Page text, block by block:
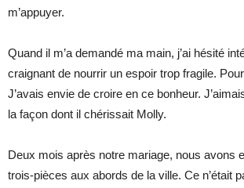
m’appuyer.
Quand il m’a demandé ma main, j’ai hésité
craignant de nourrir un espoir trop fragile.
J’avais envie de croire en ce bonheur.
la façon dont il chérissait Molly.
Deux mois après notre mariage, nous avons
trois-pièces aux abords de la ville. Ce n’était